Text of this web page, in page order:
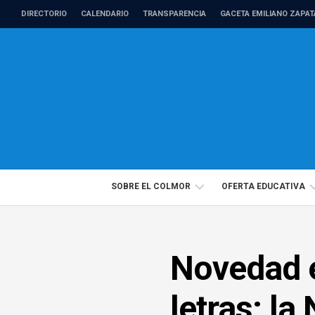
DIRECTORIO CALENDARIO TRANSPARENCIA GACETA EMILIANO
SOBRE EL COLMOR
PROFESORADO
OFERTA EDUCATIVA
EDUCACIÓN
CONTINUA
Novedad